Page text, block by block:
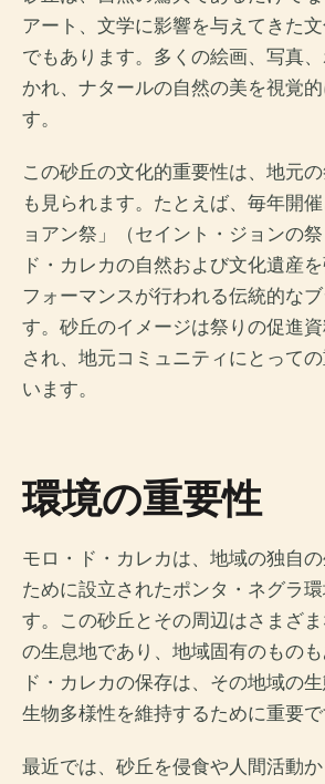
アート、文学に影響を与えてきた
でもあります。多くの絵画、写真
かれ、ナタールの自然の美を視覚
す。
この砂丘の文化的重要性は、地元
も見られます。たとえば、毎年開
ョアン祭」（セイント・ジョンの
ド・カレカの自然および文化遺産
フォーマンスが行われる伝統的な
す。砂丘のイメージは祭りの促進
され、地元コミュニティにとって
います。
環境の重要性
モロ・ド・カレカは、地域の独自
ために設立されたポンタ・ネグラ
す。この砂丘とその周辺はさまざ
の生息地であり、地域固有のものも
ド・カレカの保存は、その地域の
生物多様性を維持するために重要で
最近では、砂丘を侵食や人間活動